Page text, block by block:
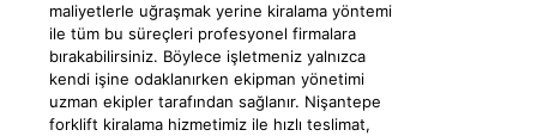
maliyetlerle uğraşmak yerine kiralama yöntemi
ile tüm bu süreçleri profesyonel firmalara
bırakabilirsiniz. Böylece işletmeniz yalnızca
kendi işine odaklanırken ekipman yönetimi
uzman ekipler tarafından sağlanır. Nişantepe
forklift kiralama hizmetimiz ile hızlı teslimat,